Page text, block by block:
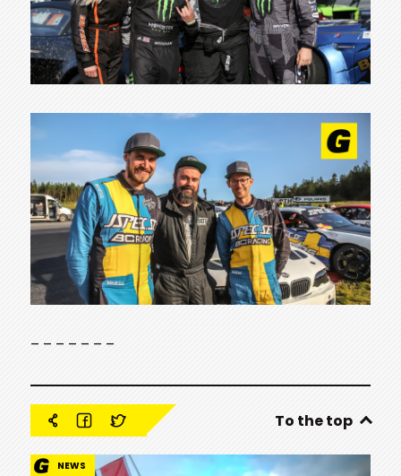
– – – – – – –
To the top
NEWS